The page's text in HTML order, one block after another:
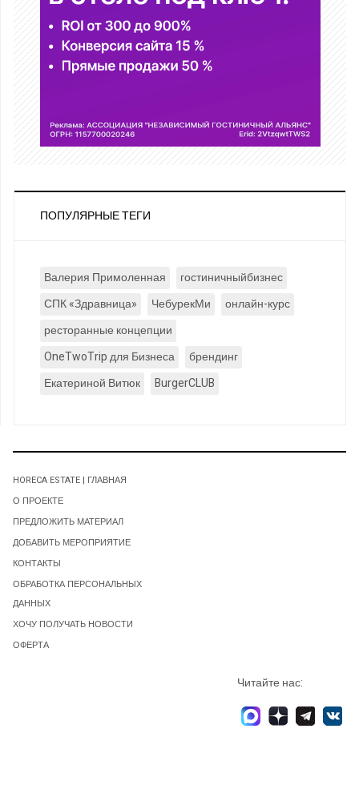
ПОПУЛЯРНЫЕ ТЕГИ
Валерия Примоленная
гостиничныйбизнес
СПК «Здравница»
ЧебурекМи
онлайн-курс
ресторанные концепции
OneTwoTrip для Бизнеса
брендинг
Екатериной Витюк
BurgerCLUB
HORECA ESTATE | ГЛАВНАЯ
О ПРОЕКТЕ
ПРЕДЛОЖИТЬ МАТЕРИАЛ
ДОБАВИТЬ МЕРОПРИЯТИЕ
КОНТАКТЫ
ОБРАБОТКА ПЕРСОНАЛЬНЫХ
ДАННЫХ
ХОЧУ ПОЛУЧАТЬ НОВОСТИ
ОФЕРТА
Читайте нас: